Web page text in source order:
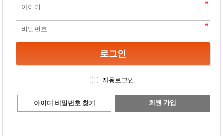
자동로그인
아이디 비밀번호 찾기 회원 가입